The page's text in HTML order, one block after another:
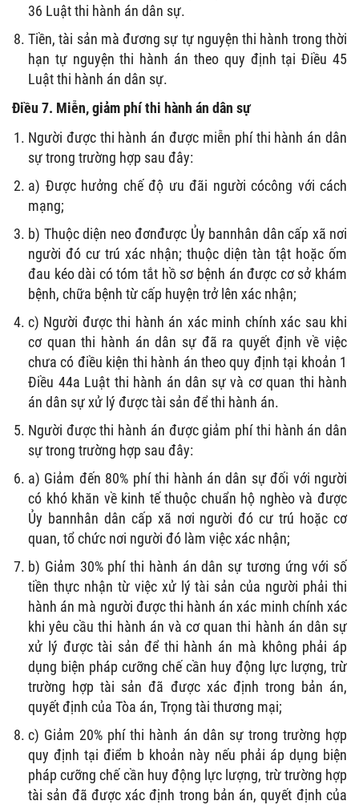
36 Luật thi hành án dân sự.
Tiền, tài sản mà đương sự tự nguyện thi hành trong thời
hạn tự nguyện thi hành án theo quy định tại Điều 45
Luật thi hành án dân sự.
Điều 7. Miễn, giảm phí thi hành án dân sự
Người được thi hành án được miễn phí thi hành án dân
sự trong trường hợp sau đây:
a) Được hưởng chế độ ưu đãi người cócông với cách
mạng;
b) Thuộc diện neo đơnđược Ủy bannhân dân cấp xã nơi
người đó cư trú xác nhận; thuộc diện tàn tật hoặc ốm
đau kéo dài có tóm tắt hồ sơ bệnh án được cơ sở khám
bệnh, chữa bệnh từ cấp huyện trở lên xác nhận;
c) Người được thi hành án xác minh chính xác sau khi
cơ quan thi hành án dân sự đã ra quyết định về việc
chưa có điều kiện thi hành án theo quy định tại khoản 1
Điều 44a Luật thi hành án dân sự và cơ quan thi hành
án dân sự xử lý được tài sản để thi hành án.
Người được thi hành án được giảm phí thi hành án dân
sự trong trường hợp sau đây:
a) Giảm đến 80% phí thi hành án dân sự đối với người
có khó khăn về kinh tế thuộc chuẩn hộ nghèo và được
Ủy bannhân dân cấp xã nơi người đó cư trú hoặc cơ
quan, tổ chức nơi người đó làm việc xác nhận;
b) Giảm 30% phí thi hành án dân sự tương ứng với số
tiền thực nhận từ việc xử lý tài sản của người phải thi
hành án mà người được thi hành án xác minh chính xác
khi yêu cầu thi hành án và cơ quan thi hành án dân sự
xử lý được tài sản để thi hành án mà không phải áp
dụng biện pháp cưỡng chế cần huy động lực lượng, trừ
trường hợp tài sản đã được xác định trong bản án,
quyết định của Tòa án, Trọng tài thương mại;
c) Giảm 20% phí thi hành án dân sự trong trường hợp
quy định tại điểm b khoản này nếu phải áp dụng biện
pháp cưỡng chế cần huy động lực lượng, trừ trường hợp
tài sản đã được xác định trong bản án, quyết định của